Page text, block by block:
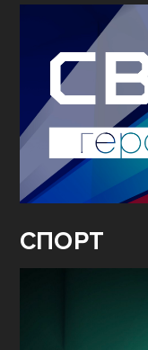
СПОРТ